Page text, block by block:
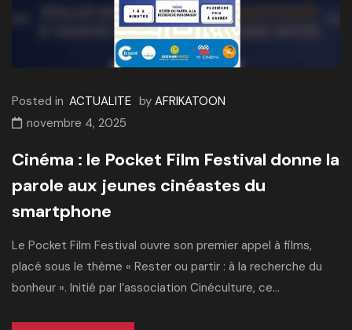
Posted in ACTUALITE by AFRIKATOON
novembre 4, 2025
Cinéma : le Pocket Film Festival donne la
parole aux jeunes cinéastes du
smartphone
Le Pocket Film Festival ouvre son premier appel à films,
placé sous le thème « Rester ou partir : à la recherche du
bonheur ». Initié par l’association Cinéculture, ce...